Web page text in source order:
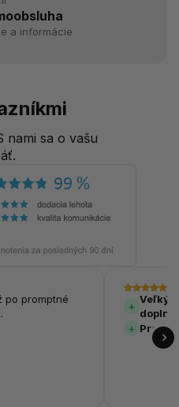
a informácie
nami sa o vašu
po promptné
Veľký